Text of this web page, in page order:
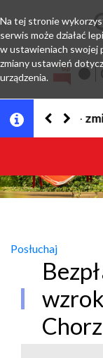
Posłuchaj
Na tej stronie
serwis może działać
w ustawieniach swojej
zmiany ustawień
urządzenia.